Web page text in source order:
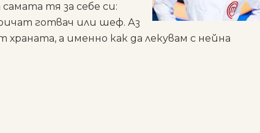
тя за себе си:
готвач или шеф. Аз
а именно как да лекувам с нейна